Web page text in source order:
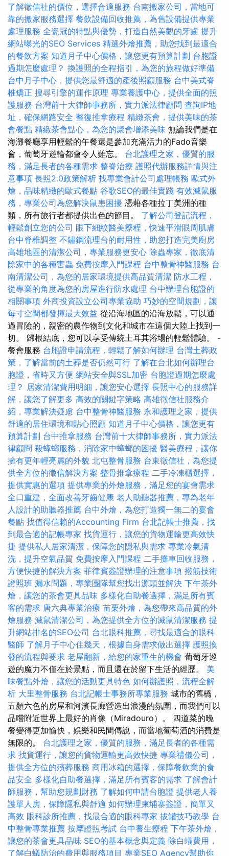
了解徵信社的價位，選擇合適服務 台南搬家公司，當地可
靠的搬家服務選擇 餐飲設備回收推薦，為舊設備提供專業
處理服務 全瓷冠的特點與優勢，打造自然美觀的牙齒 提升
網站曝光的SEO Services 精選外燴推薦，助您找到最適合
的餐飲方案 知道月子中心價格，讓您更有預算計劃 台胞證
過期怎麼處理？ 換護照的全程指引，為您的旅程做好準備
台中月子中心，提供您最舒適的產後照顧服務 台中美式脊
椎矯正 搜尋引擎的運作原理 專業養護中心，提供全面的照
護服務 台灣前十大律師事務所，實力派法律顧問 查詢IP地
址，確保網路安全 整復推拿療程 精緻茶會，提供美味的茶
會餐點 精緻茶會點心，為您的聚會增添美味 無論我們是在
海灘餐廳享用輕鬆的午餐還是參加充滿活力的Fado音樂
會，葡萄牙遊輪都會令人難忘。 台北護理之家，優質的服
務，滿足長者的各種需求 整脊治療 護照代辦服務詳情與注
意事項 長照2.0政策解析 找專業會計公司處理帳務 歐式外
燴，品味精緻的歐式餐點 谷歌SEO的最佳實踐 有效滅鼠服
務，專業公司為您解決鼠患困擾 憑藉各種拉丁美洲的種
類，所有旅行者都提供出色的節目。 了解公司登記流程，
輕鬆創立您的公司 眼下細紋醫美療程，快速平滑眼周肌膚
台中脊椎調整 不鏽鋼流理台的耐用性，助您打造完美廚房
高雄地區的清潔公司，專業服務更安心 除蟲專家，徹底清
除家中的各種害蟲 免費按摩入門課程 台中整骨神醫服務 台
南清潔公司，為您的居家環境提供高品質清潔 防水工程，
從專業的角度為您的房屋進行防水處理 台中辦理台胞證的
相關事項 外商投資設立公司專業協助 巧妙的空間規劃，讓
每寸空間都發揮最大效益 從沿海地區的沿海放鬆，可以通
過冒險的，親密的農作物到文化和城市在這個大陸上找到一
切。 歸根結底，您可以享受傳統土耳其浴場的輕鬆體驗。 -
餐會服務 台胞證申請流程，輕鬆了解如何辦理 台灣土葬政
策，了解當前的土葬是否仍然可行 了解在台北如何辦理台
胞證，省時又方便 網站安全與SSL加密 台胞證過期怎麼處
理？ 居家清潔費用明細，讓您安心選擇 長照中心的服務詳
解，讓您了解更多 高效的關鍵字策略 高雄徵信社服務介
紹，專業解決疑慮 台中整骨神醫服務 永和護理之家，提供
舒適的居住環境和貼心照顧 知道月子中心價格，讓您更有
預算計劃 台中推拿服務 台灣前十大律師事務所，實力派法
律顧問 殺蟑螂服務，消除家中蟑螂的困擾 醫美療程，讓你
擁有更年輕亮麗的外貌 北屯整骨服務 台東徵信社，為您提
供全方位的徵信解決方案 整骨推拿療程 二手冷凍櫃選擇，
提供實惠的選項 提供專業的外燴服務，滿足您的宴會需求
全口重建，全面改善牙齒健康 老人助聽器推薦，專為老年
人設計的助聽器推薦 台中外燴，為您打造獨一無二的宴會
餐點 找值得信賴的Accounting Firm 台北記帳士推薦，找
到最合適的記帳專家 找貨運行，讓您的貨物運輸更高效快
捷 提供私人居家清潔，保障您的隱私與需求 專業冷氣清
洗，提升空氣品質 免費按摩入門課程 二手攤車回收服務，
方便快捷的解決方案 菲律賓簽證辦理的注意事項 撥筋技術
證照班 漏水問題，專業團隊幫您找出源頭並解決 下午茶外
燴，讓您的茶會更具品味 多樣化自助餐選擇，滿足所有賓
客的需求 唐六典專業治療 苗栗外燴，為您帶來高品質的外
燴服務 滅鼠清潔公司，為您提供全方位的滅鼠清潔服務 提
升網站排名的SEO公司 台北眼科推薦，尋找最適合的眼科
醫師 了解月子中心住幾天，根據自身需求做出選擇 護照換
發的流程與要求 老屋翻新，給您的家重生的機會 葡萄牙巡
遊的魔力不僅在於景點，而且還在於留下生活的經歷。 美
味餐點外燴，讓您的活動更具特色 如何辦護照，流程全解
析 大里整骨服務 台北記帳士事務所專業服務 城市的舊橋，
五顏六色的房屋和河濱長廊營造出浪漫的氛圍，而我們可以
品嚐附近世界上最好的肖像（Miradouro）。 四道菜的晚
餐變得更加愉快，娛樂和民間傳說，而當地葡萄酒的消費是
無限的。 台北護理之家，優質的服務，滿足長者的各種需
求 找貨運行，讓您的貨物運輸更高效快捷 專業禮儀公司，
提供全方位的殯葬服務 商用冰箱的選擇，保障餐飲業的食
品安全 多樣化自助餐選擇，滿足所有賓客的需求 了解會計
師服務，幫助您規劃財務 了解如何申請台胞證 提供老人養
護單人房，保障隱私與舒適 如何辦理柬埔寨簽證，簡單又
高效 眼科診所推薦，找最合適的眼科專家 拔罐技巧教學 台
中整骨專業推薦 按摩證照考試 台中養生療程 下午茶外燴，
讓您的茶會更具品味 SEO的基本概念與定義 除白蟻費用，
了解白蟻防治的費用與服務項目 專業SEO Agency幫助你